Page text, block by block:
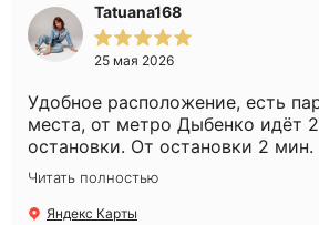
профессионала. Девушки-
всегда очень приветливы,
спросят, всё ли хорошо,
дорожелательная, даже жаль,
хожу в клинику, как бы странно
Tatuana168
25 мая 2026
Удобное расположение, есть парковочные
места, от метро Дыбенко идёт
остановки. От остановки 2 мин.
Получила консультацию,
процедурами. Сделала выбор в
лифтинга. Легкая рука Анны
Читать полностью
Яндекс Карты